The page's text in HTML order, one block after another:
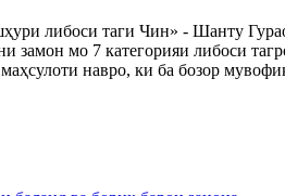
либоси таги Чин» - Шанту
замон мо 7 категорияи либоси
маҳсулоти навро, ки ба бозор